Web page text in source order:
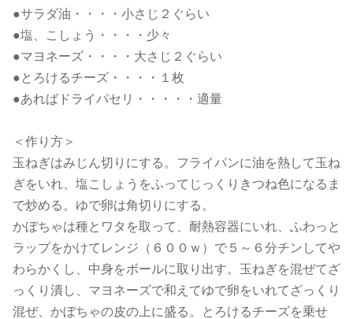
●サラダ油・・・・小さじ２ぐらい
●塩、こしょう・・・・少々
●マヨネーズ・・・・大さじ２ぐらい
●とろけるチーズ・・・・１枚
●あればドライパセリ・・・・・適量
＜作り方＞
玉ねぎはみじん切りにする。フライパンに油を熱して玉ね
ぎをいれ、塩こしょうをふってじっくりきつね色になるま
で炒める。ゆで卵は角切りにする。
かぼちゃは種とワタを取って、耐熱容器にいれ、ふわっと
ラップをかけてレンジ（６００ｗ）で５～６分チンしてや
わらかくし、中身をボールに取り出す。玉ねぎを混ぜてざ
っくり潰し、マヨネーズで和えてゆで卵をいれてざっくり
混ぜ、かぼちゃの皮の上に盛る。とろけるチーズを乗せ